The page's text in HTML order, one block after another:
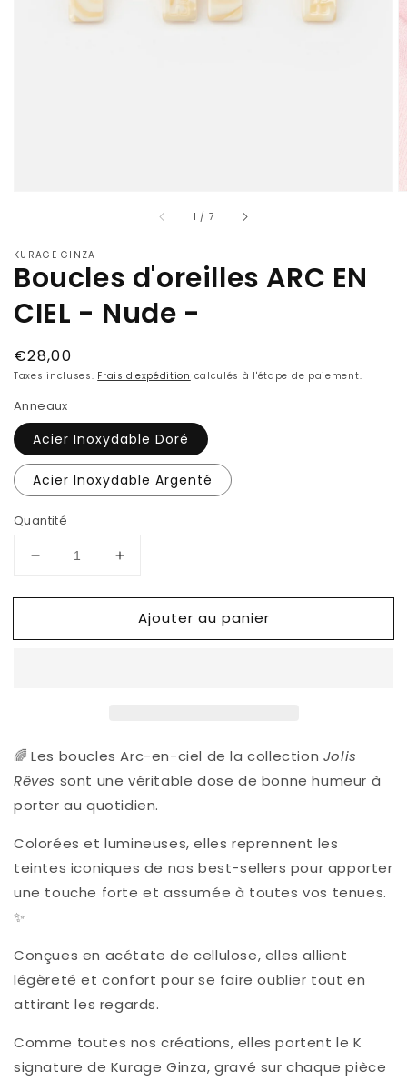
en
vedette
1 / sur
7
KURAGE GINZA
Boucles d'oreilles ARC EN
CIEL - Nude -
Prix
habituel
€28,00
Taxes incluses. Frais d'expédition calculés à l'étape de paiement.
Anneaux
Acier Inoxydable Doré
Acier Inoxydable Argenté
Quantité
Réduire
quantité
Boucles
Nude
Augmenter
quantité
Boucles
Nude
Ajouter au panier
🌈 Les boucles Arc-en-ciel de la collection Jolis
Rêves sont une véritable dose de bonne humeur à
porter au quotidien.
Colorées et lumineuses, elles reprennent les
teintes iconiques de nos best-sellers pour apporter
une touche forte et assumée à toutes vos tenues.
✨
Conçues en acétate de cellulose, elles allient
légèreté et confort pour se faire oublier tout en
attirant les regards.
Comme toutes nos créations, elles portent le K
signature de Kurage Ginza, gravé sur chaque pièce